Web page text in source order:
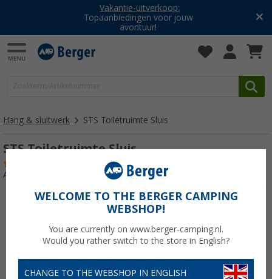
Vakantie-uitverkoop:
Topaanbiedingen voor jouw
avontuur!
Hang & sluitwerk STS Toiletruimte Sluis
STS Toiletruimte Sluis
Artikelnr: 176910
WELCOME TO THE BERGER CAMPING
WEBSHOP!
You are currently on www.berger-camping.nl.
Would you rather switch to the store in English?
CHANGE TO THE WEBSHOP IN ENGLISH